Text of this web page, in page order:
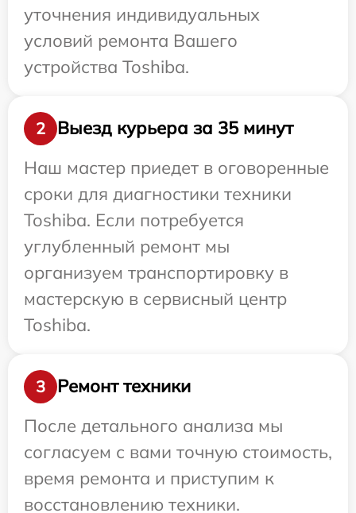
уточнения индивидуальных
условий ремонта Вашего
устройства Toshiba.
2
Выезд курьера за 35 минут
Наш мастер приедет в оговоренные
сроки для диагностики техники
Toshiba. Если потребуется
углубленный ремонт мы
организуем транспортировку в
мастерскую в сервисный центр
Toshiba.
3
Ремонт техники
После детального анализа мы
согласуем с вами точную стоимость,
время ремонта и приступим к
восстановлению техники.